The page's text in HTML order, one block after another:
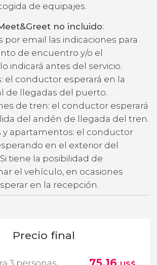
de equipajes.
no incluido:
por email las indicaciones para
de encuentro y/o el
indicará antes del servicio.
el conductor esperará en la
de llegadas del puerto.
de tren: el conductor esperará
del andén de llegada del tren.
y apartamentos: el conductor
en el exterior del
tiene la posibilidad de
el vehículo, en ocasiones
en la recepción.
Precio final
3 personas